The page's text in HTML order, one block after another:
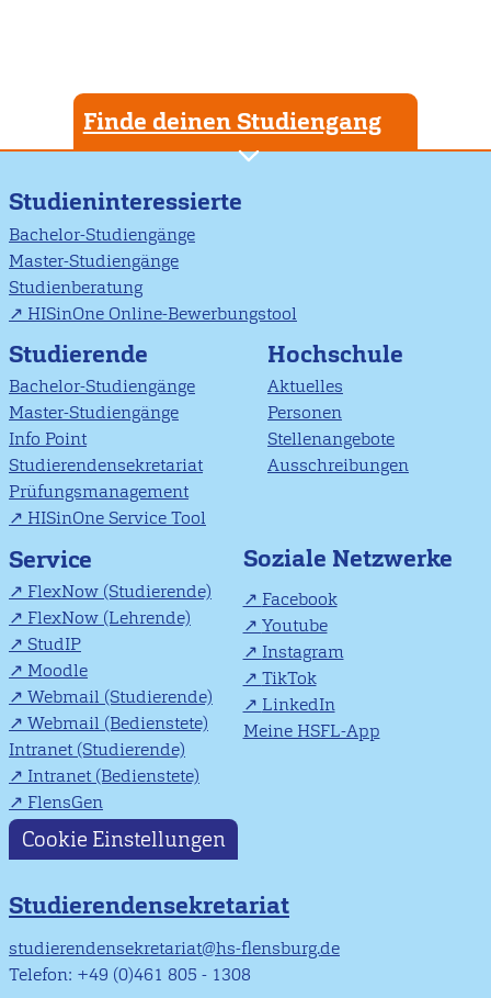
Finde deinen Studiengang
Studieninteressierte
Bachelor-Studiengänge
Master-Studiengänge
Studienberatung
HISinOne Online-Bewerbungstool
Studierende
Bachelor-Studiengänge
Master-Studiengänge
Info Point
Studierendensekretariat
Prüfungsmanagement
HISinOne Service Tool
Hochschule
Aktuelles
Personen
Stellenangebote
Ausschreibungen
Service
FlexNow (Studierende)
FlexNow (Lehrende)
StudIP
Moodle
Webmail (Studierende)
Webmail (Bedienstete)
Intranet (Studierende)
Intranet (Bedienstete)
FlensGen
Soziale Netzwerke
Facebook
Youtube
Instagram
TikTok
LinkedIn
Meine HSFL-App
Cookie Einstellungen
Studierendensekretariat
studierendensekretariat@hs-flensburg.de
Telefon: +49 (0)461 805 - 1308